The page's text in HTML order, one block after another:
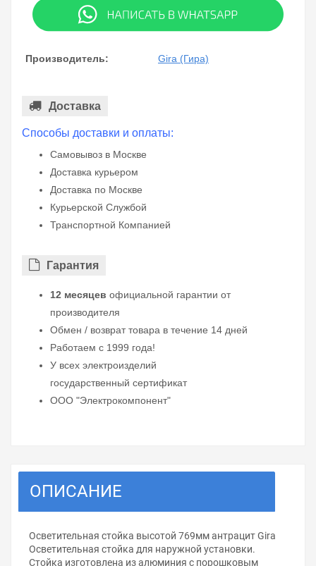
Производитель: Gira (Гира)
Доставка
Способы доставки и оплаты:
Самовывоз в Москве
Доставка курьером
Доставка по Москве
Курьерской Службой
Транспортной Компанией
Гарантия
12 месяцев официальной гарантии от
производителя
Обмен / возврат товара в течение 14 дней
Работаем с 1999 года!
У всех электроизделий
государственный сертификат
ООО "Электрокомпонент"
ОПИСАНИЕ
Осветительная стойка высотой 769мм антрацит Gira
Осветительная стойка для наpужной установки.
Стойка изготовлена из алюминия с поpошковым